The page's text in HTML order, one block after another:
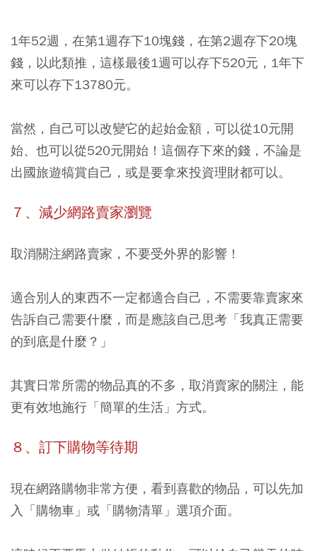
1年52週，在第1週存下10塊錢，在第2週存下20塊
錢，以此類推，這樣最後1週可以存下520元，1年下
來可以存下13780元。
當然，自己可以改變它的起始金額，可以從10元開
始、也可以從520元開始！這個存下來的錢，不論是
出國旅遊犒賞自己，或是要拿來投資理財都可以。
７、減少網路賣家瀏覽
取消關注網路賣家，不要受外界的影響！
適合別人的東西不一定都適合自己，不需要靠賣家來
告訴自己需要什麼，而是應該自己思考「我真正需要
的到底是什麼？」
其實日常所需的物品真的不多，取消賣家的關注，能
更有效地施行「簡單的生活」方式。
８、訂下購物等待期
現在網路購物非常方便，看到喜歡的物品，可以先加
入「購物車」或「購物清單」選項介面。